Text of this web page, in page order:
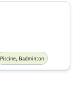
Piscine, Badminton